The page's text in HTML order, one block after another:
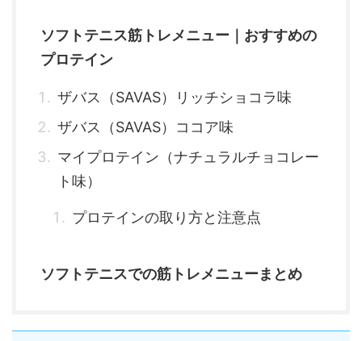
ソフトテニス筋トレメニュー｜おすすめの
プロテイン
ザバス（SAVAS）リッチショコラ味
ザバス（SAVAS）ココア味
マイプロテイン（ナチュラルチョコレー
ト味）
プロテインの取り方と注意点
ソフトテニスでの筋トレメニューまとめ